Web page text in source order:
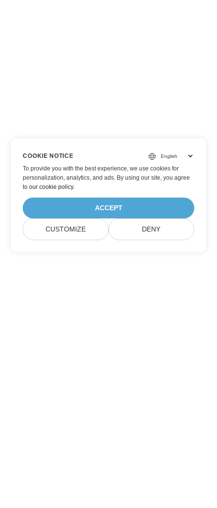
COOKIE NOTICE
To provide you with the best experience, we use cookies for
personalization, analytics, and ads. By using our site, you agree
toour cookie policy.
ACCEPT
CUSTOMIZE DENY